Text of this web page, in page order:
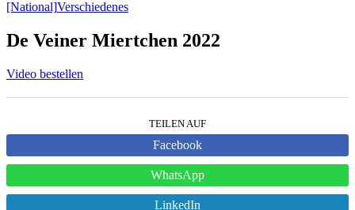
[National]Verschiedenes
De Veiner Miertchen 2022
Video bestellen
TEILEN AUF
Facebook
WhatsApp
LinkedIn